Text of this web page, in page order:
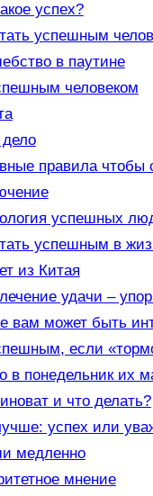
успех?
успешным
в паутине
человеком
правила чтобы
успешных
успешным в
из Китая
удачи –
вам может быть
если
в понедельник их
и что делать?
успех или
медленно
мнение